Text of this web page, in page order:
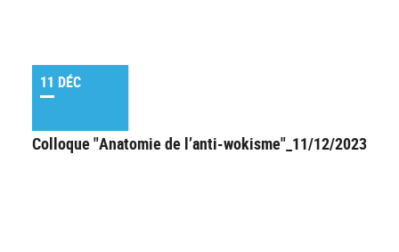
11 DÉC
Colloque "Anatomie de l’anti-wokisme"_11/12/2023